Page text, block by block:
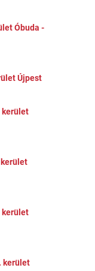
Óbuda -
Újpest
kerület
kerület
kerület
kerület